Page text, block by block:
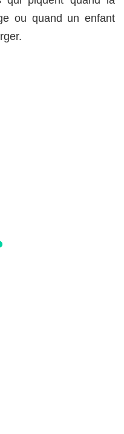
ou quand un enfant